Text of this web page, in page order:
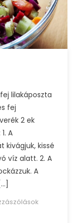
lilakáposzta
fej
2 ek
A
kivágjuk, kissé
víz alatt. 2. A
A